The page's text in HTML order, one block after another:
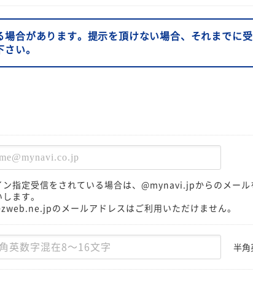
合があります。提示を頂けない場合、それまでに
い。
ン指定受信をされている場合は、@mynavi.jpからのメール
ます。
のメールアドレスはご利用いただけません。
半角